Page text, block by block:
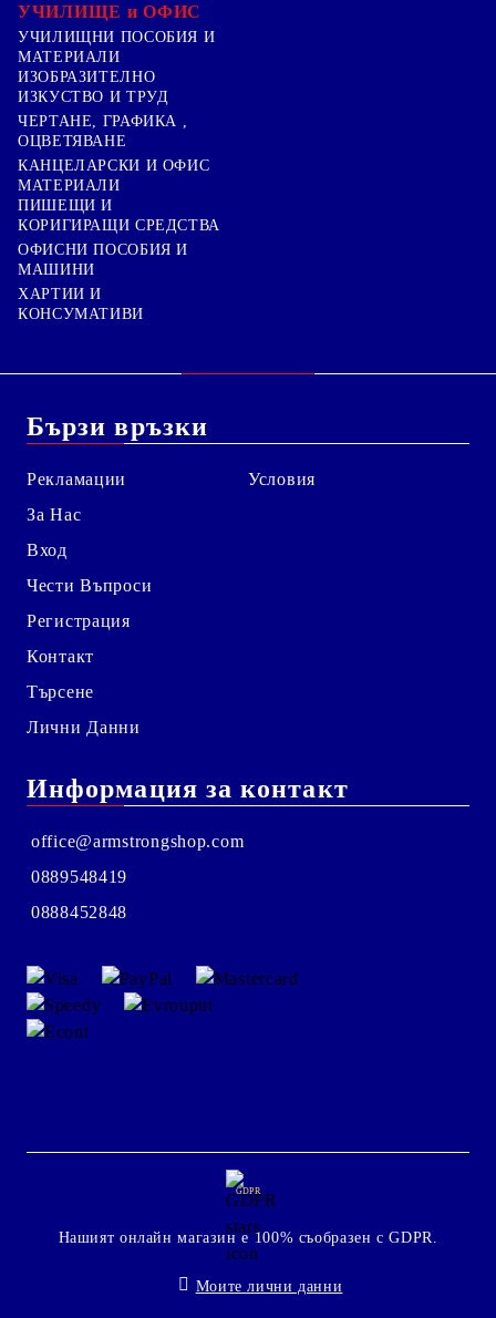
УЧИЛИЩЕ и ОФИС
УЧИЛИЩНИ ПОСОБИЯ И
МАТЕРИАЛИ
ИЗОБРАЗИТЕЛНО
ИЗКУСТВО И ТРУД
ЧЕРТАНЕ, ГРАФИКА ,
ОЦВЕТЯВАНЕ
КАНЦЕЛАРСКИ И ОФИС
МАТЕРИАЛИ
ПИШЕЩИ И
КОРИГИРАЩИ СРЕДСТВА
ОФИСНИ ПОСОБИЯ И
МАШИНИ
ХАРТИИ И
КОНСУМАТИВИ
Бързи връзки
Рекламации
За Нас
Вход
Чести Въпроси
Регистрация
Контакт
Търсене
Лични Данни
Условия
Информация за контакт
office@armstrongshop.com
0889548419
0888452848
GDPR
Нашият онлайн магазин е 100% съобразен с GDPR.
Моите лични данни